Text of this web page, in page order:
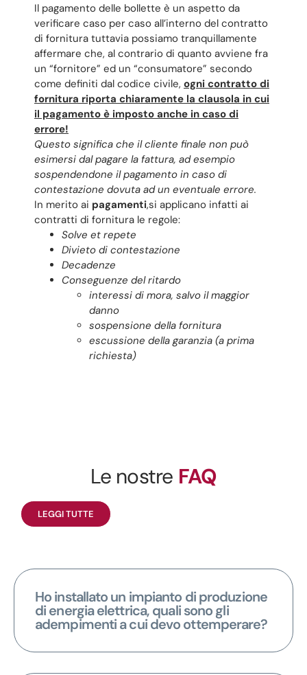
Il pagamento delle bollette è un aspetto da
verificare caso per caso all’interno del contratto
di fornitura tuttavia possiamo tranquillamente
affermare che, al contrario di quanto avviene fra
un “fornitore” ed un “consumatore” secondo
come definiti dal codice civile, ogni contratto di
fornitura riporta chiaramente la clausola in cui
il pagamento è imposto anche in caso di
errore!
Questo significa che il cliente finale non può
esimersi dal pagare la fattura, ad esempio
sospendendone il pagamento in caso di
contestazione dovuta ad un eventuale errore.
In merito ai pagamenti,si applicano infatti ai
contratti di fornitura le regole:
Solve et repete
Divieto di contestazione
Decadenze
Conseguenze del ritardo
interessi di mora, salvo il maggior
danno
sospensione della fornitura
escussione della garanzia (a prima
richiesta)
Le nostre FAQ
LEGGI TUTTE
Ho installato un impianto di produzione
di energia elettrica, quali sono gli
adempimenti a cui devo ottemperare?